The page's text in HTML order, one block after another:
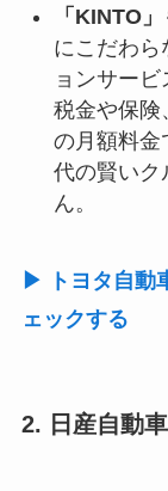
「KINTO
にこだわら
ョンサービ
税金や保険
の月額料金
代の賢いク
ん。
▶ トヨタ自動
ェックする
2. 日産自動